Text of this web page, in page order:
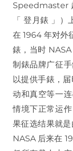
Speedmaster
「 登月錶 」
在 1964 年对外
錶，当时
制錶品牌广征
以提供手錶，
动和真空等一
情境下正常运
果征选结果就
NASA 后来在